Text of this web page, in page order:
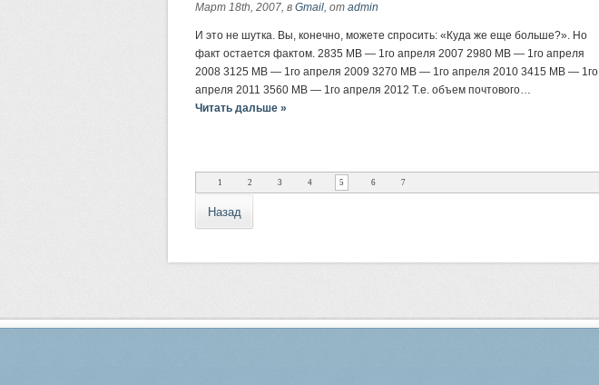
Март 18th, 2007, в Gmail, от admin
И это не шутка. Вы, конечно, можете спросить: «Куда же еще больше?». Но
факт остается фактом. 2835 MB — 1го апреля 2007 2980 MB — 1го апреля
2008 3125 MB — 1го апреля 2009 3270 MB — 1го апреля 2010 3415 MB — 1го
апреля 2011 3560 MB — 1го апреля 2012 Т.е. объем почтового…
Читать дальше »
1 2 3 4 5 6 7
Назад